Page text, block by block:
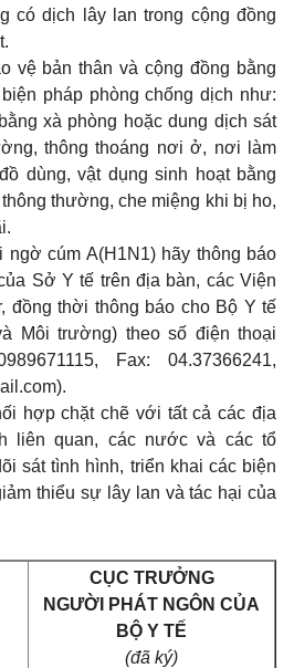
có dịch lây lan trong cộng đồng
vệ bản thân và cộng đồng bằng
pháp phòng chống dịch như:
xà phòng hoặc dung dịch sát
thông thoáng nơi ở, nơi làm
dùng, vật dụng sinh hoạt bằng
thường, che miệng khi bị ho,
ngờ cúm A(H1N1) hãy thông báo
Sở Y tế trên địa bàn, các Viện
đồng thời thông báo cho Bộ Y tế
Môi trường) theo số điện thoại
Fax: 04.37366241,
).
hợp chặt chẽ với tất cả các địa
liên quan, các nước và các tổ
sát tình hình, triển khai các biện
thiểu sự lây lan và tác hại của
CỤC TRƯỞNG
NGƯỜI PHÁT NGÔN CỦA
BỘ Y TẾ
(đã ký)